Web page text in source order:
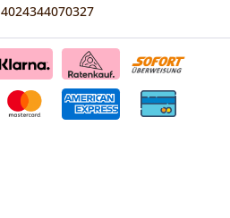
4024344070327